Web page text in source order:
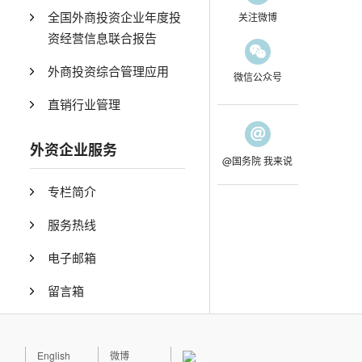
全国外商投资企业年度投
资经营信息联合报告
外商投资综合管理应用
直销行业管理
外资企业服务
专栏简介
服务热线
电子邮箱
留言箱
关注微博
微信公众号
@国务院 我来说
English 微博